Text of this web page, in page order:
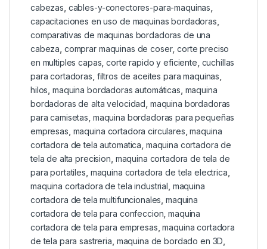
cabezas cables-y-conectores-para-maquinas
capacitaciones en uso de maquinas bordadoras
comparativas de maquinas bordadoras de una
cabeza comprar maquinas de coser,corte preciso
en multiples capas ,corte rapido y eficiente cuchillas
para cortadoras filtros de aceites para maquinas
hilos ,maquina bordadoras automáticas maquina
bordadoras de alta velocidad maquina bordadoras
para camisetas maquina bordadoras para pequeñas
empresas maquina cortadora circulares ,maquina
cortadora de tela automatica maquina cortadora de
tela de alta precision maquina cortadora de tela de
para portatiles maquina cortadora de tela electrica
maquina cortadora de tela industrial maquina
cortadora de tela multifuncionales maquina
cortadora de tela para confeccion ,maquina
cortadora de tela para empresas ,maquina cortadora
de tela para sastreria maquina de bordado en 3D